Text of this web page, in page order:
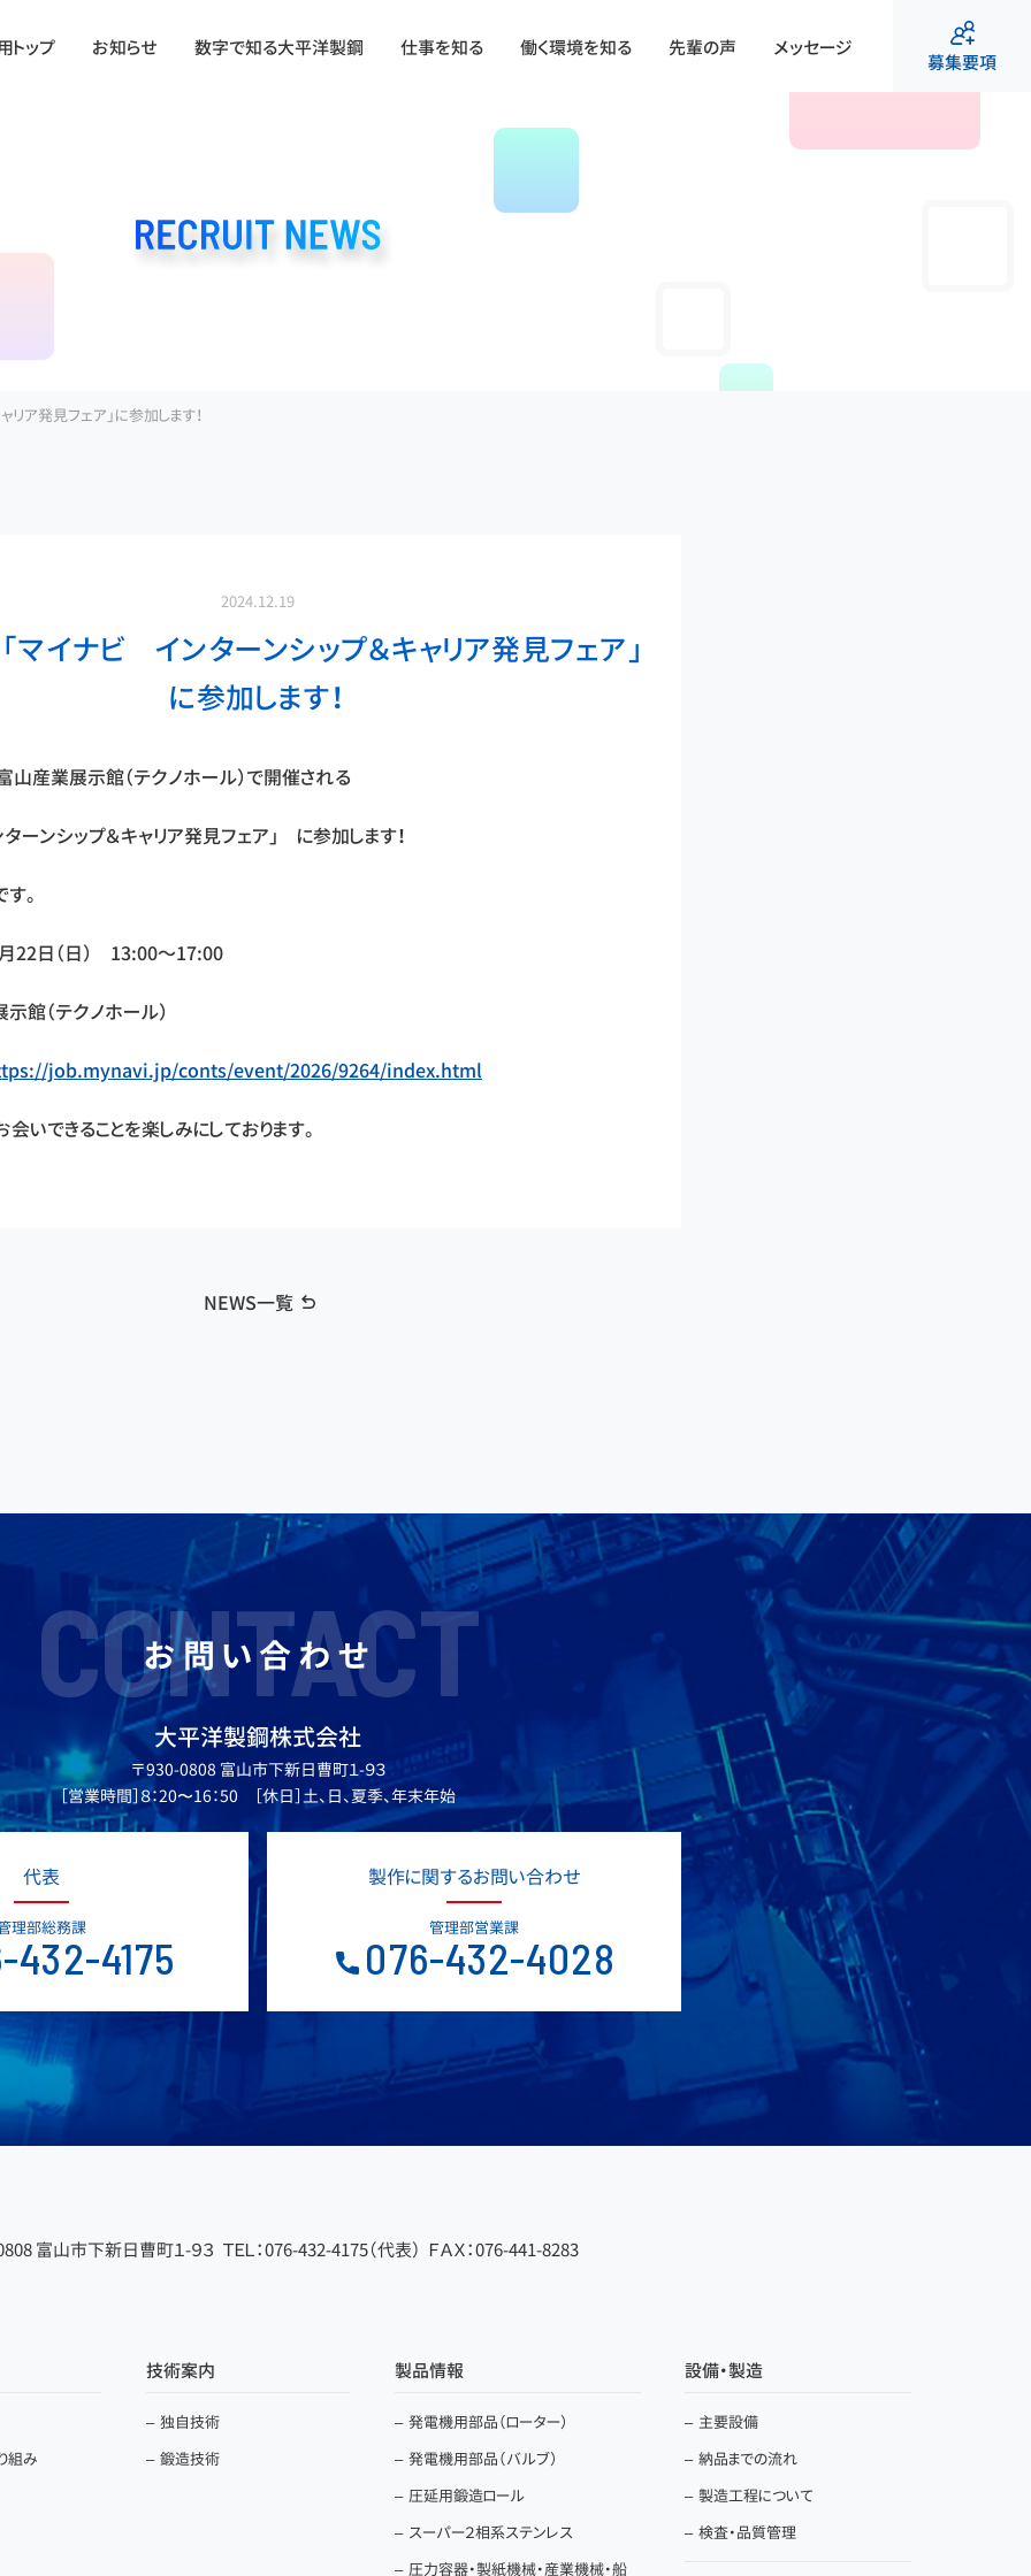
トップ お知らせ 数字で知る大平洋製鋼 仕事を知る 働く環境を知る 先輩の声 メッセージ
募集要項
ア発見フェア」に参加します！
2024.12.19
マイナビ インターンシップ＆キャリア発見フェア」
に参加します！
山産業展示館（テクノホール）で開催される
ーンシップ＆キャリア発見フェア」 に参加します！
。
22日（日） 13:00～17:00
館（テクノホール）
job.mynavi.jp/conts/event/2026/9264/index.html
いできることを楽しみにしております。
NEWS一覧
CONTACT
お問い合わせ
大平洋製鋼株式会社
〒930-0808 富山市下新日曹町１-９３
［営業時間］８：20〜16：50 ［休日］土、日、夏季、年末年始
代表
理部総務課
4175
製作に関するお問い合わせ
管理部営業課
076-432-4028
富山市下新日曹町１-９３ ＴＥＬ：076-432-4175（代表） ＦＡＸ：076-441-8283
組み
技術案内
独自技術
鍛造技術
製品情報
発電機用部品（ローター）
発電機用部品（バルブ）
圧延用鍛造ロール
スーパー２相系ステンレス
圧力容器・製紙機械・産業機械・船
設備・製造
主要設備
納品までの流れ
製造工程について
検査・品質管理